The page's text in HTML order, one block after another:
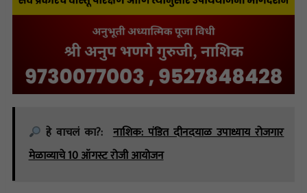
हे वाचलं का?: नाशिक: पंडित दीनदयाळ उपाध्याय रोजगार
मेळाव्याचे 10 ऑगस्ट रोजी आयोजन